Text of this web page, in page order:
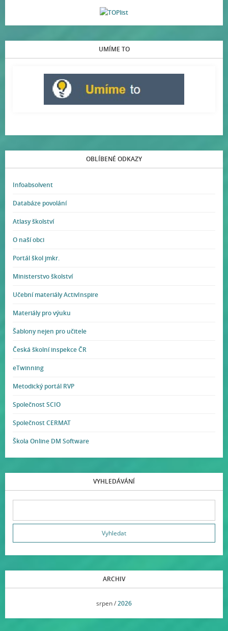
UMÍME TO
OBLÍBENÉ ODKAZY
Infoabsolvent
Databáze povolání
Atlasy školství
O naší obci
Portál škol jmkr.
Ministerstvo školství
Učební materiály ActivInspire
Materiály pro výuku
Šablony nejen pro učitele
Česká školní inspekce ČR
eTwinning
Metodický portál RVP
Společnost SCIO
Společnost CERMAT
Škola Online DM Software
VYHLEDÁVÁNÍ
ARCHIV
srpen /2026